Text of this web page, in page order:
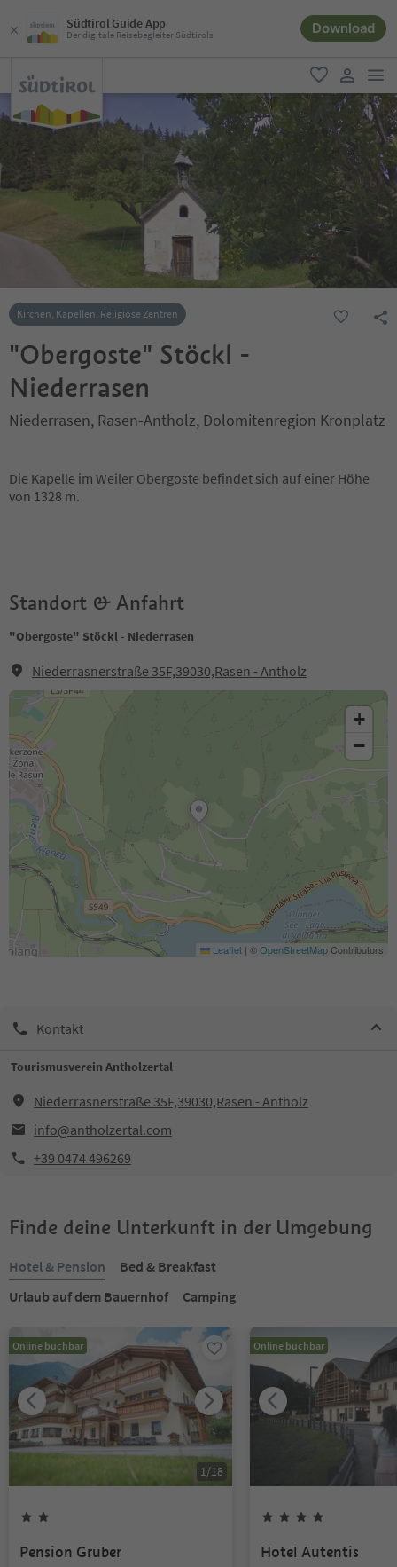
Südtirol Guide App
Der digitale Reisebegleiter Südtirols Download
favorit
user link
Kirchen, Kapellen, Religiöse Zentren
"Obergoste" Stöckl -
Niederrasen
Niederrasen, Rasen-Antholz, Dolomitenregion Kronplatz
Die Kapelle im Weiler Obergoste befindet sich auf einer Höhe
von 1328 m.
Standort & Anfahrt
"Obergoste" Stöckl - Niederrasen
Niederrasnerstraße 35F,39030,Rasen - Antholz
+
−
Leaflet | ©OpenStreetMapContributors
Kontakt
Tourismusverein Antholzertal
Niederrasnerstraße 35F,39030,Rasen - Antholz
info@antholzertal.com
+39 0474 496269
Finde deine Unterkunft in der Umgebung
Hotel & Pension
Bed & Breakfast
Urlaub auf dem Bauernhof
Camping
Online buchbar
1/18
Pension Gruber
Online buchbar
Hotel Autentis